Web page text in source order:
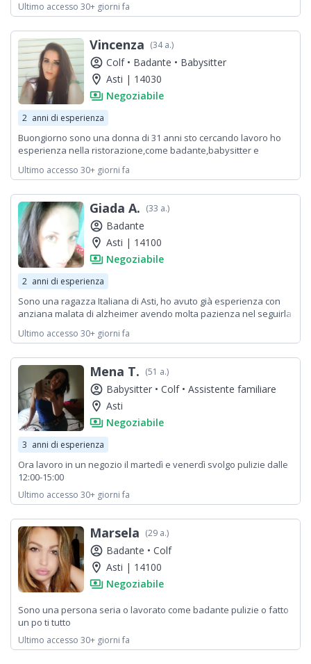
Ultimo accesso 30+ giorni fa
Vincenza (34 a.)
account_circle Colf • Badante • Babysitter
location_on Asti | 14030
payments Negoziabile
2 anni di esperienza
Buongiorno sono una donna di 31 anni sto cercando lavoro ho
esperienza nella ristorazione,come badante,babysitter e
che non ho mai fatto darei disponibilità immediata solo lavori seri
Ultimo accesso 30+ giorni fa
Giada A. (33 a.)
account_circle Badante
location_on Asti | 14100
payments Negoziabile
2 anni di esperienza
Sono una ragazza Italiana di Asti, ho avuto già esperienza con
anziana malata di alzheimer avendo molta pazienza nel seguirla
a contattarmi! Sono disponibile da subito!.. Grazie
Ultimo accesso 30+ giorni fa
Mena T. (51 a.)
account_circle Babysitter • Colf • Assistente familiare
location_on Asti
payments Negoziabile
3 anni di esperienza
Ora lavoro in un negozio il martedì e venerdì svolgo pulizie dalle
12:00-15:00
Ultimo accesso 30+ giorni fa
Marsela (29 a.)
account_circle Badante • Colf
location_on Asti | 14100
payments Negoziabile
Sono una persona seria o lavorato come badante pulizie o fatto
un po ti tutto
Ultimo accesso 30+ giorni fa